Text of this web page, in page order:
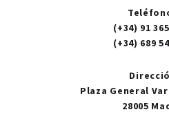
(+34) 91
(+34) 689
Plaza General
28005